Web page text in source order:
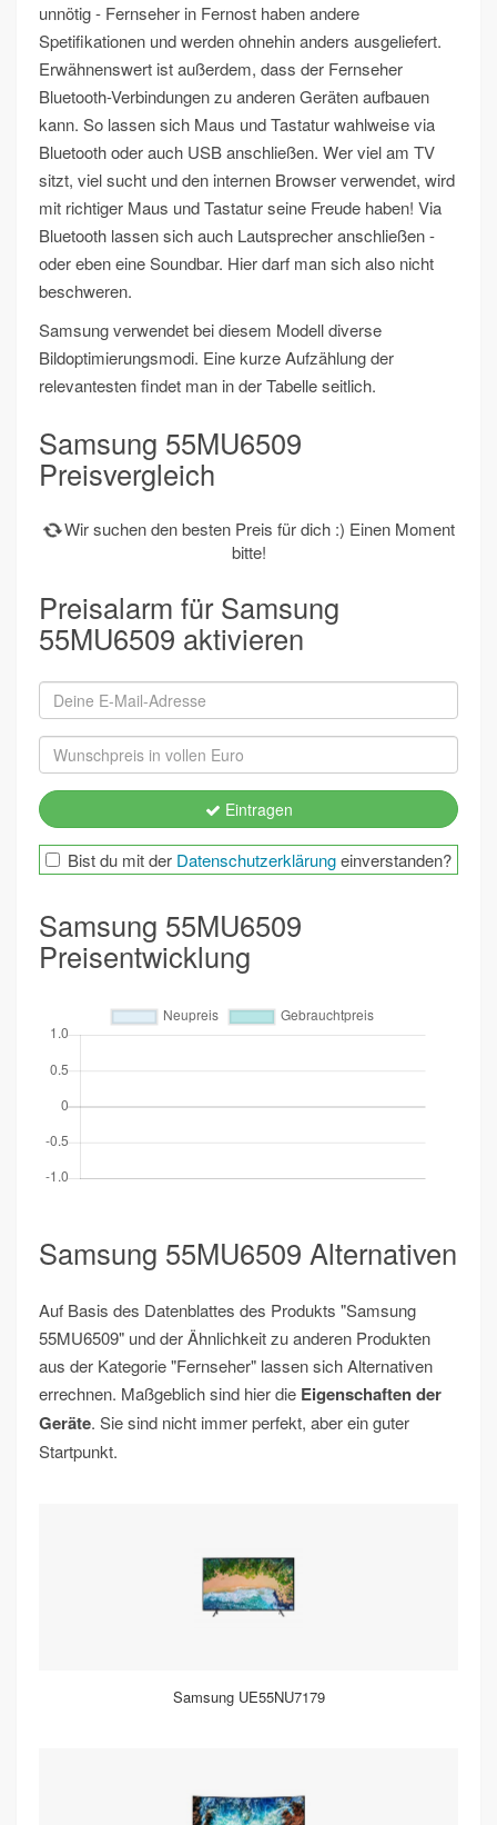
unnötig - Fernseher in Fernost haben andere
Spetifikationen und werden ohnehin anders ausgeliefert.
Erwähnenswert ist außerdem, dass der Fernseher
Bluetooth-Verbindungen zu anderen Geräten aufbauen
kann. So lassen sich Maus und Tastatur wahlweise via
Bluetooth oder auch USB anschließen. Wer viel am TV
sitzt, viel sucht und den internen Browser verwendet, wird
mit richtiger Maus und Tastatur seine Freude haben! Via
Bluetooth lassen sich auch Lautsprecher anschließen -
oder eben eine Soundbar. Hier darf man sich also nicht
beschweren.
Samsung verwendet bei diesem Modell diverse
Bildoptimierungsmodi. Eine kurze Aufzählung der
relevantesten findet man in der Tabelle seitlich.
Samsung 55MU6509
Preisvergleich
Wir suchen den besten Preis für dich :) Einen Moment
bitte!
Preisalarm für Samsung
55MU6509 aktivieren
Eintragen
Bist du mit der Datenschutzerklärungeinverstanden?
Samsung 55MU6509
Preisentwicklung
Samsung 55MU6509 Alternativen
Auf Basis des Datenblattes des Produkts "Samsung
55MU6509" und der Ähnlichkeit zu anderen Produkten
aus der Kategorie "Fernseher" lassen sich Alternativen
errechnen. Maßgeblich sind hier die Eigenschaften der
Geräte. Sie sind nicht immer perfekt, aber ein guter
Startpunkt.
Samsung UE55NU7179